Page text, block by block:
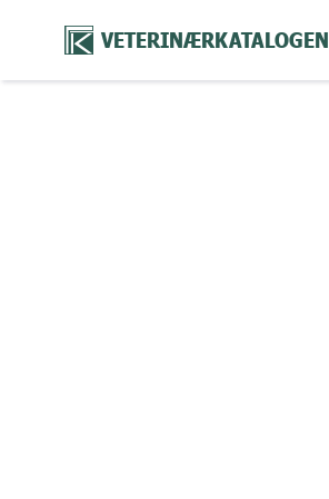
VETERINÆRKATALOGEN